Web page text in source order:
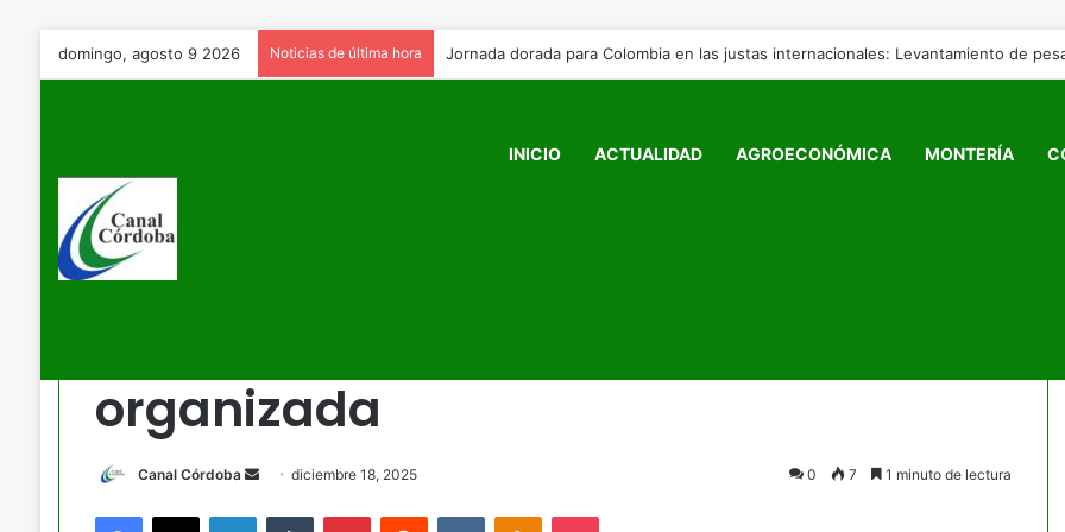
domingo, agosto 9 2026 Noticias de última hora
INICIO ACTUALIDAD AGROECONÓMICA MONTERÍA
Inicio/Judicial
Judicial
organizada
Canal Córdoba
Senddiciembre 18, 2025 0 7 1 minuto de lectura
Facebook
X LinkedInTumblr PinterestReddit VKontakteOdnoklassniki
Pocket